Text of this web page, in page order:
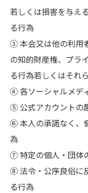
若しくは損害を与え
る行為
③ 本会又は他の利用
の知的財産権、プラ
る行為若しくはそれ
④ 各ソーシャルメデ
⑤ 公式アカウントの
⑥ 本人の承諾なく、
為
⑦ 特定の個人・団体
⑧ 法令・公序良俗に
る行為